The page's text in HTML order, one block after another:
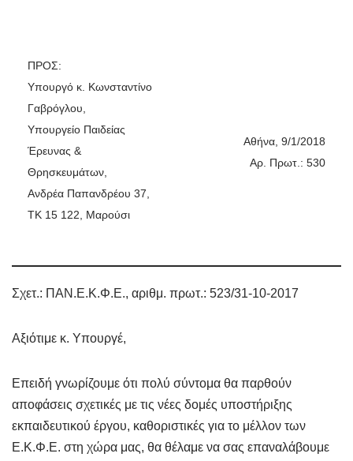
ΠΡΟΣ:
Υπουργό κ. Κωνσταντίνο
Γαβρόγλου,
Υπουργείο Παιδείας
Έρευνας &
Θρησκευμάτων,
Ανδρέα Παπανδρέου 37,
TK 15 122, Μαρούσι
Αθήνα, 9/1/2018
Αρ. Πρωτ.: 530
Σχετ.: ΠΑΝ.Ε.Κ.Φ.Ε., αριθμ. πρωτ.: 523/31-10-2017
Αξιότιμε κ. Υπουργέ,
Επειδή γνωρίζουμε ότι πολύ σύντομα θα παρθούν
αποφάσεις σχετικές με τις νέες δομές υποστήριξης
εκπαιδευτικού έργου, καθοριστικές για το μέλλον των
Ε.Κ.Φ.Ε. στη χώρα μας, θα θέλαμε να σας επαναλάβουμε